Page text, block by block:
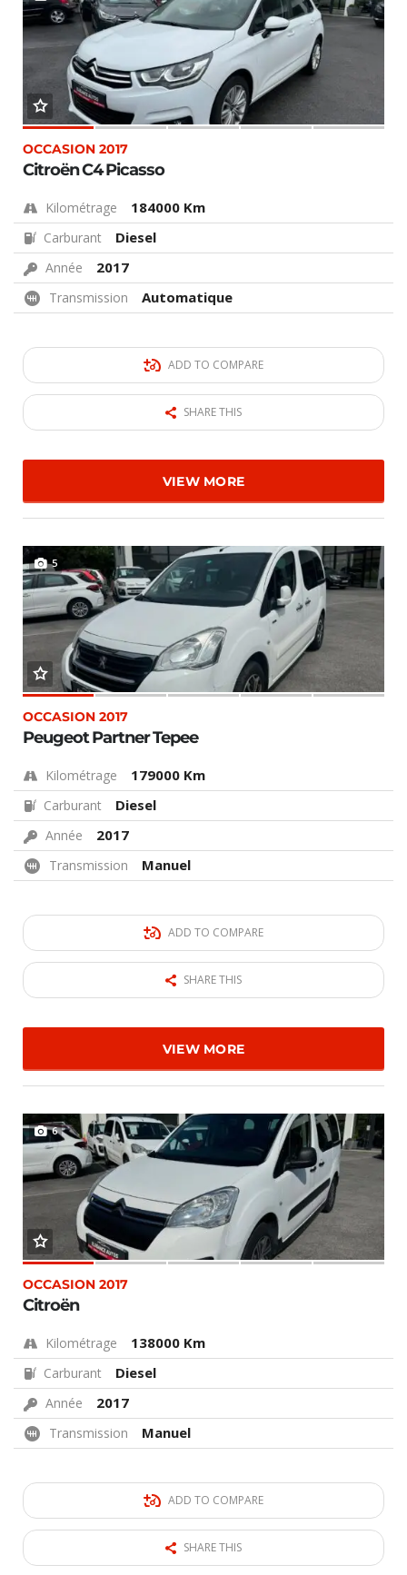
OCCASION 2017
Citroën C4 Picasso
Kilométrage 184000 Km
Carburant Diesel
Année 2017
Transmission Automatique
ADD TO COMPARE
SHARE THIS
VIEW MORE
5
OCCASION 2017
Peugeot Partner Tepee
Kilométrage 179000 Km
Carburant Diesel
Année 2017
Transmission Manuel
ADD TO COMPARE
SHARE THIS
VIEW MORE
6
OCCASION 2017
Citroën
Kilométrage 138000 Km
Carburant Diesel
Année 2017
Transmission Manuel
ADD TO COMPARE
SHARE THIS